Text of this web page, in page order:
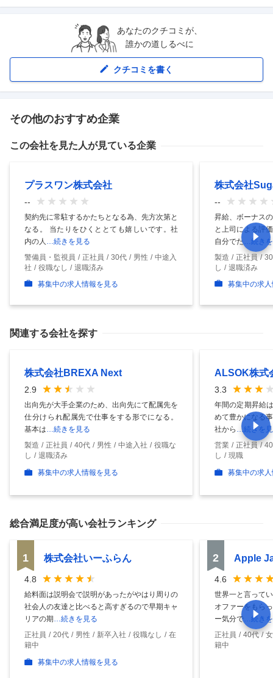
あなたのクチコミが、
誰かの道しるべに
クチコミを書く
その他のおすすめ企業
この会社を見た人が見ている企業
プラスワン株式会社
--
契約先に常駐するかたちとなる為、先方次第と
なる。 当たりをひくととても嬉しいです。社
内の人
…続きを見る
警備員・監視員
正社員 30代 男性
中途入
社
役職なし
退職済み
募集中の求人情報を見る
株式会社
--
昇給、ボーナス
と上司による評
自分でた
…続き
製造
正社員
し
退職済み
募集中の求
関連する会社を探す
株式会社BREXA Next
2.9
出向先が大手企業のため、出向先にて配属先を
仕分けられ配属先で仕事をする形でになる。
基本は …続きを見る
製造
正社員 40代 男性 中途入社
役職な
し
退職済み
募集中の求人情報を見る
ALSOK株式
3.3
年間の定期昇給
めて豊かになる
社から
…続きを
営業
正社員
し
現職
募集中の求
総合満足度が高い会社ランキング
1 株式会社いーふらん
4.8
給料面は説明会で説明があったがやはり周りの
社会人の友達と比べると高すぎるので早期キャ
リアの期…続きを見る
正社員
20代 男性 新卒入社 役職なし
在
籍中
募集中の求人情報を見る
2 Apple
4.6
世界一と言って
オファーをもら
ー気分で…続き
正社員
40代
籍中